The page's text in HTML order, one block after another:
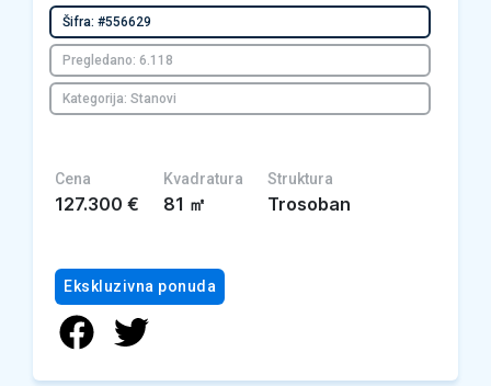
Šifra: #556629
Pregledano: 6.118
Kategorija: Stanovi
Cena
127.300 €
Kvadratura
81 ㎡
Struktura
Trosoban
Ekskluzivna ponuda